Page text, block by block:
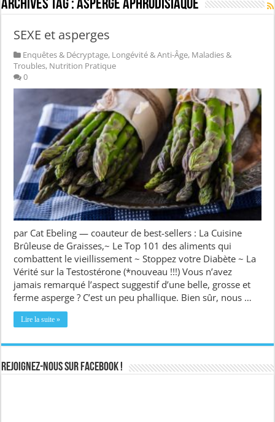
Archives tag :asperge aphrodisiaque
SEXE et asperges
Enquêtes & Décryptage, Longévité & Anti-Âge, Maladies &
Troubles, Nutrition Pratique
0
par Cat Ebeling — coauteur de best-sellers : La Cuisine
Brûleuse de Graisses,~ Le Top 101 des aliments qui
combattent le vieillissement ~ Stoppez votre Diabète ~ La
Vérité sur la Testostérone (*nouveau !!!) Vous n’avez
jamais remarqué l’aspect suggestif d’une belle, grosse et
ferme asperge ? C’est un peu phallique. Bien sûr, nous …
Lire la suite »
Rejoignez-nous sur Facebook !